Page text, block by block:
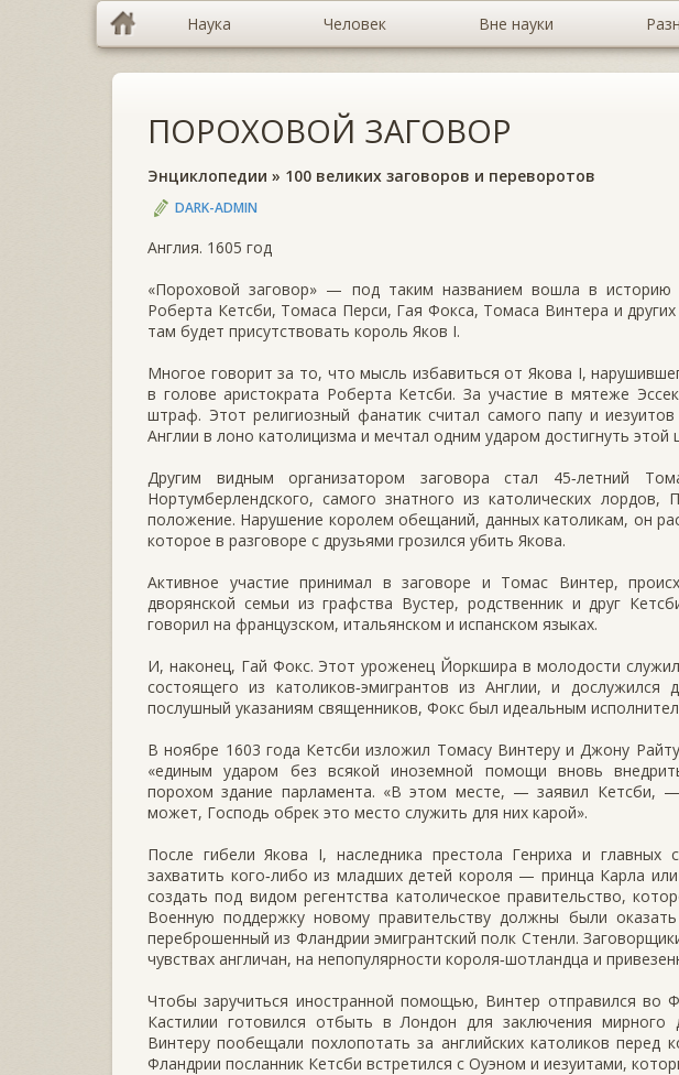
Наука Человек Вне науки
ПОРОХОВОЙ ЗАГОВОР
Энциклопедии » 100 великих заговоров и переворотов
DARK-ADMIN
Англия. 1605 год
«Пороховой заговор» — под таким названием вошла в историю
Роберта Кетсби, Томаса Перси, Гая Фокса, Томаса Винтера и
там будет присутствовать король Яков I.
Многое говорит за то, что мысль избавиться от Якова I,
в голове аристократа Роберта Кетсби. За участие в мятеже
штраф. Этот религиозный фанатик считал самого папу и
Англии в лоно католицизма и мечтал одним ударом достигнуть этой
Другим видным организатором заговора стал 45‑летний
Нортумберлендского, самого знатного из католических
положение. Нарушение королем обещаний, данных католикам, он
которое в разговоре с друзьями грозился убить Якова.
Активное участие принимал в заговоре и Томас Винтер,
дворянской семьи из графства Вустер, родственник и друг
говорил на французском, итальянском и испанском языках.
И, наконец, Гай Фокс. Этот уроженец Йоркшира в молодости
состоящего из католиков‑эмигрантов из Англии, и
послушный указаниям священников, Фокс был идеальным
В ноябре 1603 года Кетсби изложил Томасу Винтеру и Джону
«единым ударом без всякой иноземной помощи вновь
порохом здание парламента. «В этом месте, — заявил Кетсби,
может, Господь обрек это место служить для них карой».
После гибели Якова I, наследника престола Генриха и главных
захватить кого‑либо из младших детей короля — принца Карла
создать под видом регентства католическое правительство,
Военную поддержку новому правительству должны были
переброшенный из Фландрии эмигрантский полк Стенли.
чувствах англичан, на непопулярности короля‑шотландца и
Чтобы заручиться иностранной помощью, Винтер отправился во
Кастилии готовился отбыть в Лондон для заключения мирного
Винтеру пообещали похлопотать за английских католиков
Фландрии посланник Кетсби встретился с Оуэном и иезуитами,